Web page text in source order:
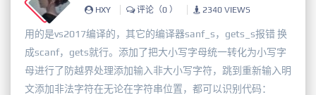
HXY
评论（0 ） 2340 VIEWS
用的是vs2017编译的，其它的编译器sanf_s，gets_s报错 换
成scanf，gets就行。添加了把大小写字母统一转化为小写字
母进行了防越界处理添加输入非大小写字符，跳到重新输入明
文添加非法字符在无论在字符串位置，都可以识别代码：